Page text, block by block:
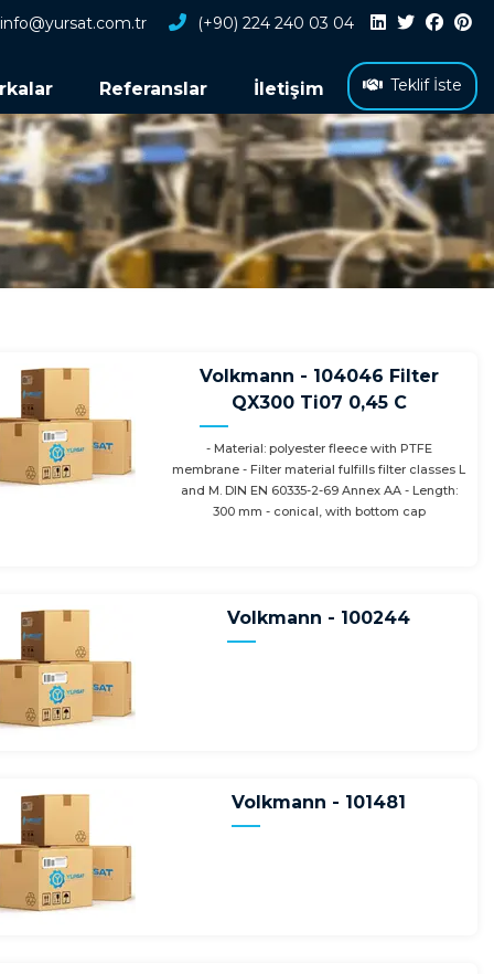
info@yursat.com.tr (+90) 224 240 03 04
Referanslar İletişim Teklif İste
Volkmann - 104046 Filter
QX300 Ti07 0,45 C
- Material: polyester fleece with PTFE
membrane - Filter material fulfills filter classes L
and M. DIN EN 60335-2-69 Annex AA - Length:
300 mm - conical, with bottom cap
Volkmann - 100244
Volkmann - 101481